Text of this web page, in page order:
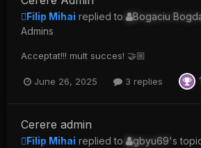
Filip Mihai replied to Bogaciu
Admins
Acceptat!!! mult succes! 🤝🏼
June 26, 2025 3 replies 1
Cerere admin
Filip Mihai replied to gbyu69's